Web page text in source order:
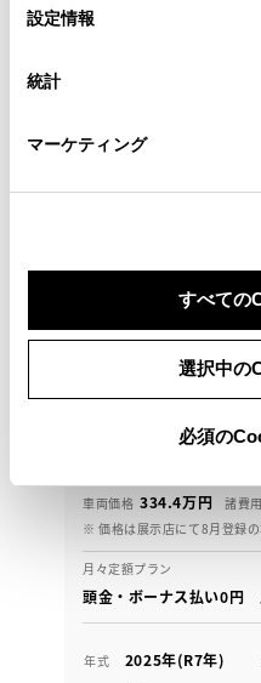
デバイスにすべてのCookie(
意したことになります。
設定の変更、同意を撤回し
「Cookie（クッキー）情報
設定情報
統計
マーケティング
すべての
選択中の
必須の
プリウス Z
ＴＳＳ・ナビゲーション
モニター・ＥＴＣ装備
車両価格 334.4万円 諸費用
※ 価格は展示店にて8月登録
月々定額プラン
頭金・ボーナス払い0円
年式 2025年(R7年)